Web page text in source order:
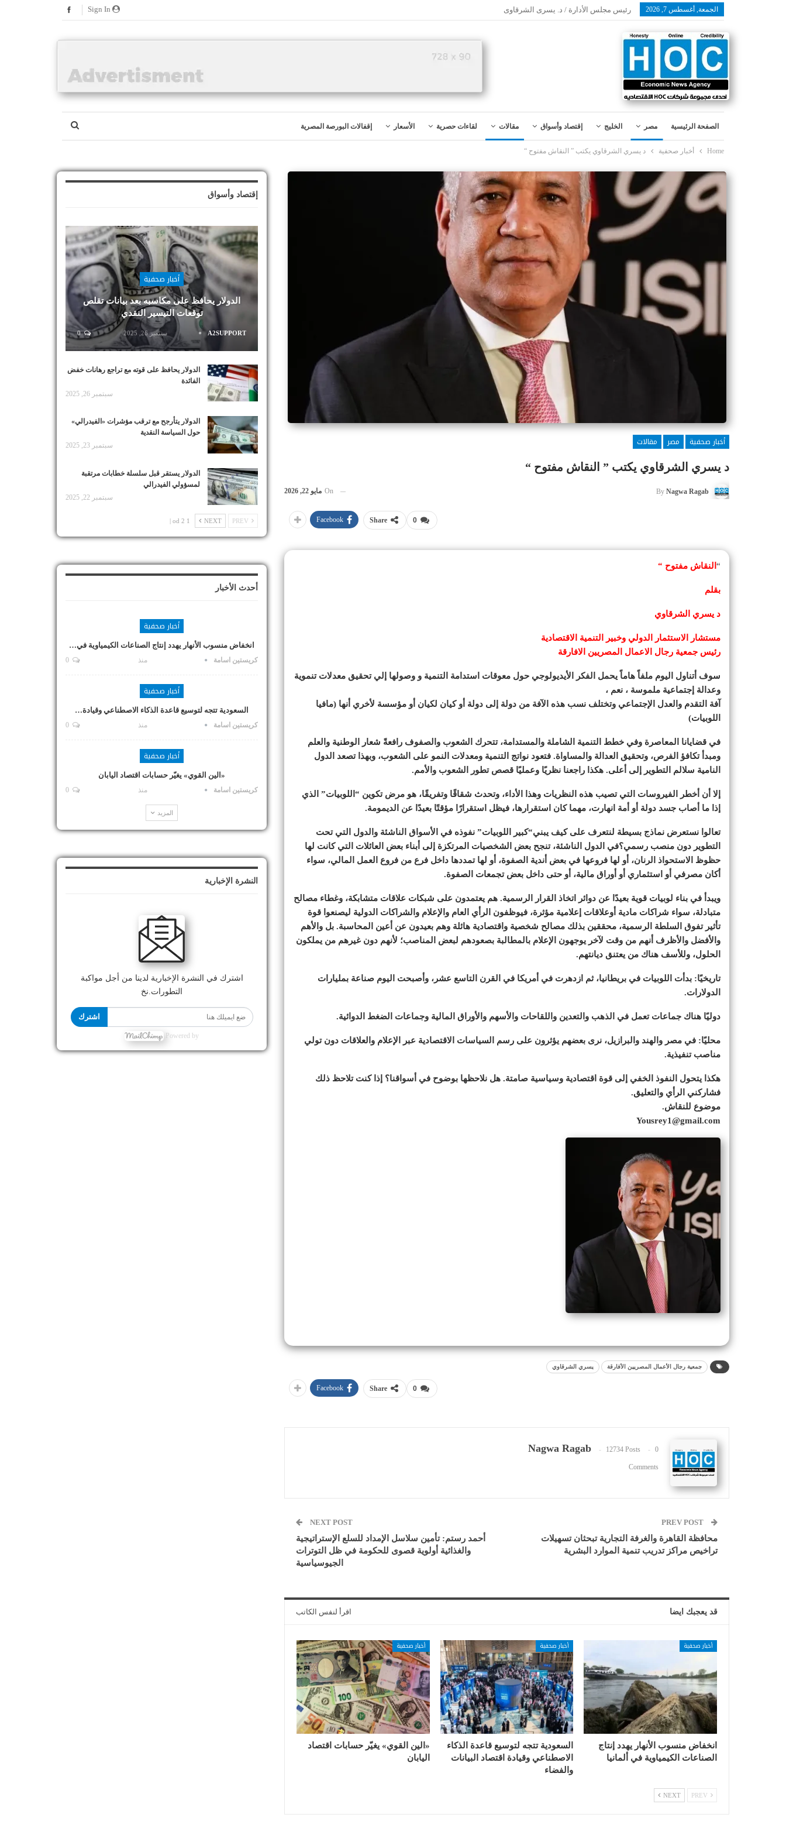
الجمعة, أغسطس 7, 2026 رئيس مجلس الأدارة / د. يسرى الشرقاوى
الصفحة الرئيسية مصر الخليج إقتصاد وأسواق مقالات لقاءات حصرية الأسعار إقفالات البورصة المصرية
Home أخبار صحفية د يسري الشرقاوي يكتب ” النقاش مفتوح “
أخبار صحفية مصر
مقالات
د يسري الشرقاوي يكتب ” النقاش مفتوح “
By Nagwa Ragab
On مايو 22, 2026
0
Share
Facebook
“ النقاش مفتوح “
بقلم
د يسري الشرقاوي
مستشار الاستثمار الدولي وخبير التنمية الاقتصادية
رئيس جمعية رجال الاعمال المصريين الافارقة
سوف أتناول اليوم ملفاً هاماً يحمل الفكر الأيديولوجي حول معوقات استدامة التنمية و وصولها إلي تحقيق معدلات تنموية
وعدالة إجتماعية ملموسة ، نعم ،
آفة التقدم والعدل الإجتماعي وتختلف نسب هذه الآفة من دولة إلى دولة أو كيان لكيان أو مؤسسة لأخري أنها (مافيا
اللوبيات)
في قضايانا المعاصرة وفي خطط التنمية الشاملة والمستدامة، تتحرك الشعوب والصفوف رافعةً شعار الوطنية والعلم
ومبدأ تكافؤ الفرص، وتحقيق العدالة والمساواة. فتعود نواتج التنمية ومعدلات النمو على الشعوب، وبهذا تصعد الدول
النامية سلالم التطوير إلى أعلى. هكذا راجعنا نظريًا وعمليًا قصص تطور الشعوب والأمم.
إلا أن أخطر الفيروسات التي تصيب هذه النظريات وهذا الأداء، وتحدث شقاقًا وتفريقًا، هو مرض تكوين “اللوبيات” الذي
إذا ما أصاب جسد دولة أو أمة انهارت، مهما كان استقرارها، فيظل استقرارًا مؤقتًا بعيدًا عن الديمومة.
تعالوا نستعرض نماذج بسيطة لنتعرف على كيف يبني“كبير اللوبيات” نفوذه في الأسواق الناشئة والدول التي تحت
التطوير دون منصب رسمي؟في الدول الناشئة، تنجح بعض الشخصيات المرتكزة إلى أبناء بعض العائلات التي كانت لها
حظوظ الاستحواذ الرنان، أو لها فروعها في بعض أندية الصفوة، أو لها تمددها داخل فرع من فروع العمل المالي، سواء
أكان مصرفي أو استثماري أو أوراق مالية، أو حتى داخل بعض تجمعات الصفوة.
ويبدأ في بناء لوبيات قوية بعيدًا عن دوائر اتخاذ القرار الرسمية. هم يعتمدون على شبكات علاقات متشابكة، وغطاء مصالح
متبادلة، سواء شراكات مادية أوعلاقات إعلامية مؤثرة، فيوظفون الرأي العام والإعلام والشراكات الدولية ليصنعوا قوة
تأثير تفوق السلطة الرسمية، محققين بذلك مصالح شخصية واقتصادية هائلة وهم بعيدون عن أعين المحاسبة. بل والأهم
والأفضل والأظرف أنهم من وقت لآخر يوجهون الإعلام بالمطالبة بصعودهم لبعض المناصب؛ لأنهم دون غيرهم من يملكون
الحلول، وللأسف هناك من يعتنق ديانتهم.
تاريخيًا: بدأت اللوبيات في بريطانيا، ثم ازدهرت في أمريكا في القرن التاسع عشر، وأصبحت اليوم صناعة بمليارات
الدولارات.
دوليًا هناك جماعات تعمل في الذهب والتعدين واللقاحات والأسهم والأوراق المالية وجماعات الضغط الدوائية.
محليًا: في مصر والهند والبرازيل، نرى بعضهم يؤثرون على رسم السياسات الاقتصادية عبر الإعلام والعلاقات دون تولي
مناصب تنفيذية.
هكذا يتحول النفوذ الخفي إلى قوة اقتصادية وسياسية صامتة. هل نلاحظها بوضوح في أسواقنا؟ إذا كنت تلاحظ ذلك
فشاركني الرأي والتعليق.
موضوع للنقاش.
Yousrey1@gmail.com
جمعية رجال الأعمال المصريين الأفارقة يسري الشرقاوي
0
Share
Facebook
Nagwa Ragab 12734 Posts 0
Comments
محافظة القاهرة والغرفة التجارية تبحثان تسهيلات
تراخيص مراكز تدريب تنمية الموارد البشرية
NEXT POST
أحمد رستم: تأمين سلاسل الإمداد للسلع الإستراتيجية
والغذائية أولوية قصوى للحكومة في ظل التوترات
الجيوسياسية
قد يعجبك ايضا اقرأ لنفس الكاتب
أخبار صحفية
انخفاض منسوب الأنهار يهدد إنتاج
الصناعات الكيمياوية في ألمانيا
أخبار صحفية
السعودية تتجه لتوسيع قاعدة الذكاء
الاصطناعي وقيادة اقتصاد البيانات
والفضاء
أخبار صحفية
«الين القوي» يغيّر حسابات اقتصاد
اليابان
NEXT
إقتصاد وأسواق
أخبار صحفية
الدولار يحافظ على مكاسبه بعد بيانات تقلص
توقعات التيسير النقدي
A2SUPPORT سبتمبر 26, 2025 0
الدولار يحافظ على قوته مع تراجع رهانات خفض
الفائدة
سبتمبر 26, 2025
الدولار يتأرجح مع ترقب مؤشرات «الفيدرالي»
حول السياسة النقدية
سبتمبر 23, 2025
الدولار يستقر قبل سلسلة خطابات مرتقبة
لمسؤولي الفيدرالي
سبتمبر 22, 2025
NEXT
1 od 2 |
أحدث الأخبار
أخبار صحفية
انخفاض منسوب الأنهار يهدد إنتاج الصناعات الكيمياوية في…
كريستين اسامة منذ
أخبار صحفية
السعودية تتجه لتوسيع قاعدة الذكاء الاصطناعي وقيادة…
كريستين اسامة منذ
أخبار صحفية
«الين القوي» يغيّر حسابات اقتصاد اليابان
كريستين اسامة منذ
المزيد
النشرة الإخبارية
اشترك في النشرة الإخبارية لدينا من أجل مواكبة
التطورات.نخ
اشترك
Powered by